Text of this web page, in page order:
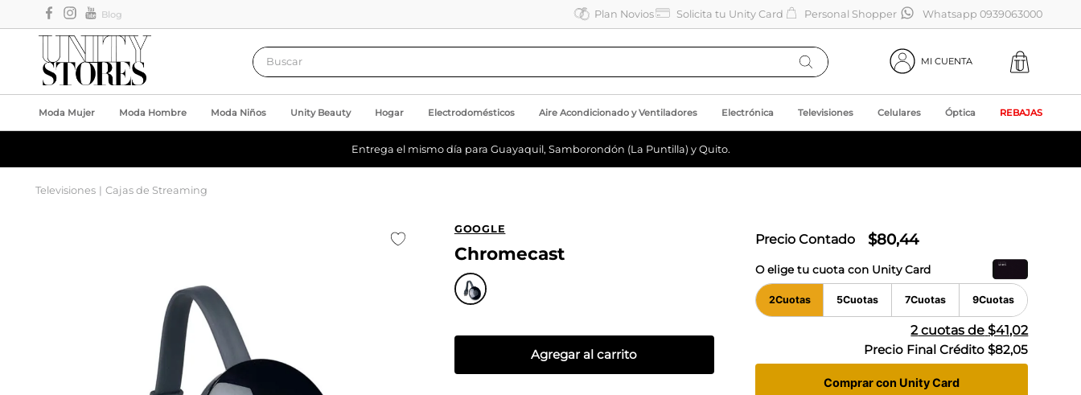
Blog Plan Novios Solicita tu Unity Card Personal Shopper Whatsapp 0939063000
Buscar
MI CUENTA
Moda Mujer Moda Hombre Moda Niños Unity Beauty Hogar Electrodomésticos Aire Acondicionado y Ventiladores Electrónica Televisiones Celulares Óptica REBAJAS
Entrega el mismo día para Guayaquil, Samborondón (La Puntilla) y Quito.
Televisiones Cajas de Streaming
GOOGLE
Chromecast
Agregar al carrito
Precio Contado $80,44
O elige tu cuota con Unity Card
2Cuotas 5Cuotas 7Cuotas 9Cuotas
2cuotas de $41,02
Precio Final Crédito $82,05
Comprar con Unity Card